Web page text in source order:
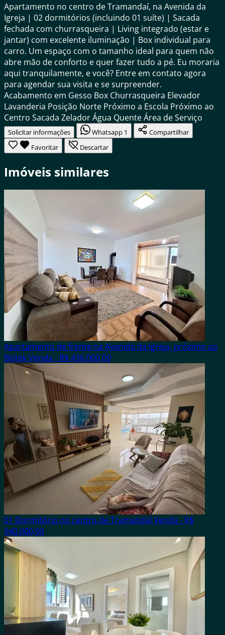
Apartamento no centro de Tramandaí, na Avenida da
Igreja | 02 dormitórios (incluindo 01 suíte) | Sacada
fechada com churrasqueira | Living integrado (estar e
jantar) com excelente iluminação | Box individual para
carro. Um espaço com o tamanho ideal para quem não
abre mão de conforto e quer fazer tudo a pé. Eu moraria
aqui tranquilamente, e você? Entre em contato agora
para agendar sua visita e se surpreender.
Acabamento em Gesso Box Churrasqueira Elevador
Lavanderia Posição Norte Próximo a Escola Próximo ao
Centro Sacada ZeladorÁgua QuenteÁrea de Serviço
Solicitar informações Whatsapp 1
Compartilhar
Favoritar
Descartar
Imóveis similares
Apartamento de frente na Avenida da Igreja, próximo ao
BistekVenda - R$ 436.000,00
01 Dormitório no centro de TramandaíVenda - R$
540.000,00